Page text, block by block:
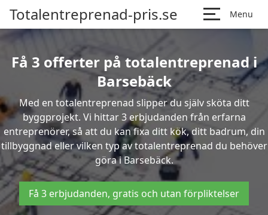
Totalentreprenad-pris.se Menu
Få 3 offerter på totalentreprenad i
Barsebäck
Med en totalentreprenad slipper du själv sköta ditt
byggprojekt. Vi hittar 3 erbjudanden från erfarna
entreprenörer, så att du kan fixa ditt kök, ditt badrum, din
tillbyggnad eller vilken typ av totalentreprenad du behöver
göra i Barsebäck.
Få 3 erbjudanden, gratis och utan förpliktelser